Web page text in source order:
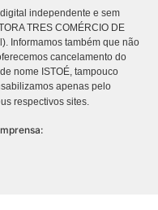
independente e sem
TRES COMÉRCIO DE
Informamos também que não
cancelamento do
nome ISTOÉ, tampouco
apenas pelo
respectivos sites.